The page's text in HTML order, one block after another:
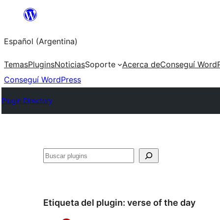
Saltar
contenido
Español (Argentina)
TemasPluginsNoticiasSoporte Acerca deConseguí
Conseguí WordPress
Plugin Directory
Buscar
Etiqueta del plugin: verse of the day